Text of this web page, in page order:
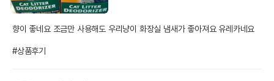
향이 좋네요 조금만 사용해도 우리냥이 화장실 냄새가 좋아져요 유레카네요
#상품후기